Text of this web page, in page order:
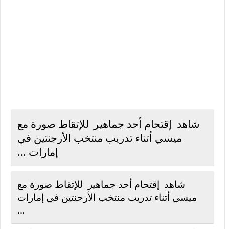
شاهد إقتحام أحد جماهير للإتقاط صورة مع
ميسي أتناء تدريب منتخب الأرجنتين في
إمارات ...
شاهد إقتحام أحد جماهير للإتقاط صورة مع
ميسي أتناء تدريب منتخب الأرجنتين في إمارات
...